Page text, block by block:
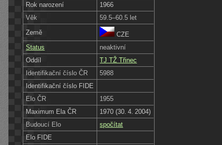
Rok narození
1966
Věk
59.5–60.5 let
Země
CZE
Status
neaktivní
Oddíl
TJ TŽ Třinec
Identifikační číslo ČR
5988
Identifikační číslo FIDE
Elo ČR
1955
Maximum Ela ČR
1970 (30. 4. 2004)
Budoucí Elo
spočítat
Elo FIDE